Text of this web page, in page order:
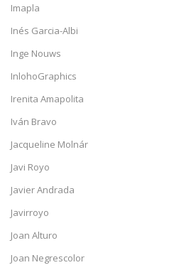
Imapla
Inés Garcia-Albi
Inge Nouws
InlohoGraphics
Irenita Amapolita
Iván Bravo
Jacqueline Molnár
Javi Royo
Javier Andrada
Javirroyo
Joan Alturo
Joan Negrescolor